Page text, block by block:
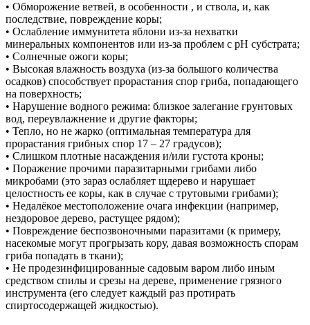
• Обморожение ветвей, в особенности , и ствола, и, как
последствие, повреждение коры;
• Ослабление иммунитета яблони из-за нехватки
минеральных компонентов или из-за проблем с рН субстрата;
• Солнечные ожоги коры;
• Высокая влажность воздуха (из-за большого количества
осадков) способствует прорастания спор гриба, попадающего
на поверхность;
• Нарушение водного режима: близкое залегание грунтовых
вод, переувлажнение и другие факторы;
• Тепло, но не жарко (оптимальная температура для
прорастания грибных спор 17 – 27 градусов);
• Слишком плотные насаждения и/или густота кроны;
• Поражение прочими паразитарными грибами либо
микробами (это зараз ослабляет щдерево и нарушает
целостность ее коры, как в случае с трутовыми грибами);
• Недалёкое местоположение очага инфекции (например,
нездоровое дерево, растущее рядом);
• Повреждение беспозвоночными паразитами (к примеру,
насекомые могут прогрызать кору, давая возможность спорам
гриба попадать в ткани);
• Не продезинфицированные садовым варом либо иным
средством спилы и срезы на дереве, применение грязного
инструмента (его следует каждый раз протирать
спиртосодержащей жидкостью).